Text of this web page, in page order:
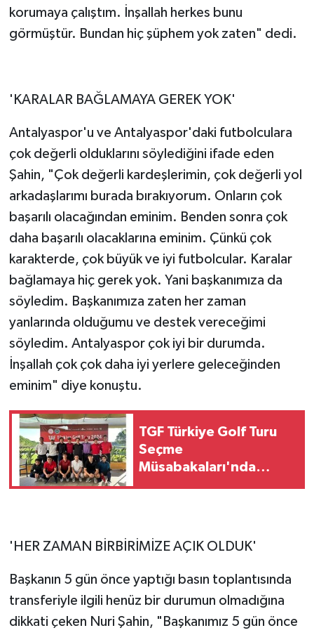
korumaya çalıştım. İnşallah herkes bunu
görmüştür. Bundan hiç şüphem yok zaten" dedi.
'KARALAR BAĞLAMAYA GEREK YOK'
Antalyaspor'u ve Antalyaspor'daki futbolculara
çok değerli olduklarını söylediğini ifade eden
Şahin, "Çok değerli kardeşlerimin, çok değerli yol
arkadaşlarımı burada bırakıyorum. Onların çok
başarılı olacağından eminim. Benden sonra çok
daha başarılı olacaklarına eminim. Çünkü çok
karakterde, çok büyük ve iyi futbolcular. Karalar
bağlamaya hiç gerek yok. Yani başkanımıza da
söyledim. Başkanımıza zaten her zaman
yanlarında olduğumu ve destek vereceğimi
söyledim. Antalyaspor çok iyi bir durumda.
İnşallah çok çok daha iyi yerlere geleceğinden
eminim" diye konuştu.
TGF Türkiye Golf Turu
Seçme
Müsabakaları'nda
'HER ZAMAN BİRBİRİMİZE AÇIK OLDUK'
Başkanın 5 gün önce yaptığı basın toplantısında
transferiyle ilgili henüz bir durumun olmadığına
dikkati çeken Nuri Şahin, "Başkanımız 5 gün önce